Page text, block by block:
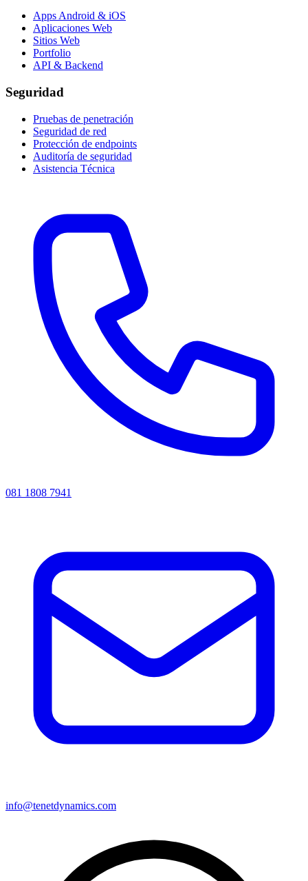
Apps Android & iOS
Aplicaciones Web
Sitios Web
Portfolio
API & Backend
Seguridad
Pruebas de penetración
Seguridad de red
Protección de endpoints
Auditoría de seguridad
Asistencia Técnica
081 1808 7941
info@tenetdynamics.com